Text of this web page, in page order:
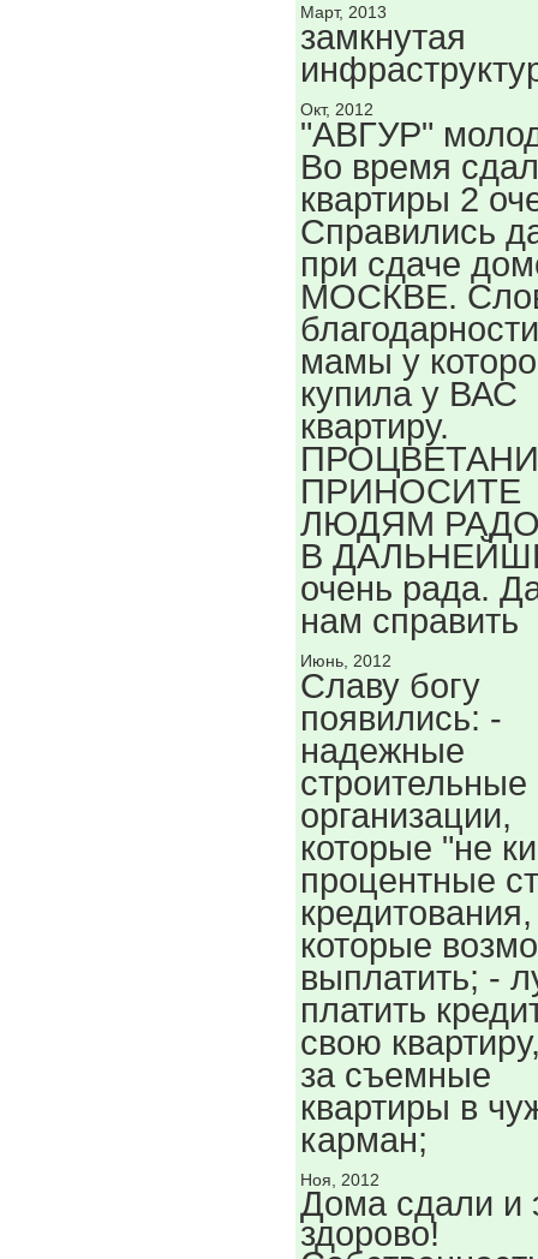
Март, 2013
замкнутая
Окт, 2012
"АВГУР"
Во время
квартиры 2
Справились
при сдаче
МОСКВЕ.
мамы у
купила у ВАС
квартиру.
ПРИНОСИТЕ
ЛЮДЯМ
В
очень рада.
нам справить
Июнь, 2012
Славу богу
появились: -
надежные
строительные
организации,
которые "не
процентные
кредитования,
которые
выплатить; -
платить
свою
за съемные
квартиры в
карман;
Ноя, 2012
Дома сдали и
здорово!